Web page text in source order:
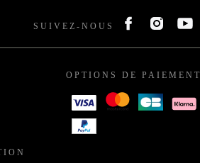
SUIVEZ-NOUS
OPTIONS DE PAIEMENT